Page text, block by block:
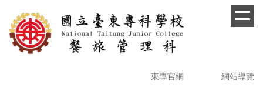
到
主
要
東專官網 網站導覽